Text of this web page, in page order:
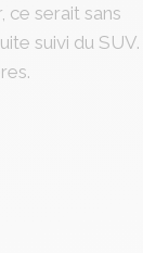
ce serait sans
suivi du SUV.